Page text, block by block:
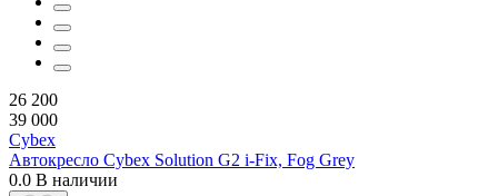
26 200
39 000
Cybex
Автокресло Cybex Solution G2 i-Fix, Fog Grey
0.0 В наличии